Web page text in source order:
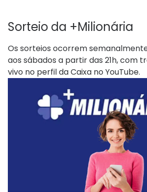
Sorteio da +Milionária
Os sorteios ocorrem
aos sábados a partir das 21h, com
vivo no perfil da Caixa no YouTube.